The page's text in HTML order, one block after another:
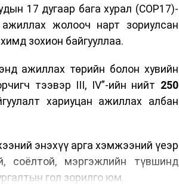
17 дугаар бага хурал (COP17)-
жолооч нарт зориулсан
зохион байгууллаа.
ажиллах төрийн болон хувийн
тээвэр III, IV”-ийн нийт 250
хариуцан ажиллах албан
энэхүү арга хэмжээний үеэр
соёлтой, мэргэжлийн түвшинд
гол зорилго юм.